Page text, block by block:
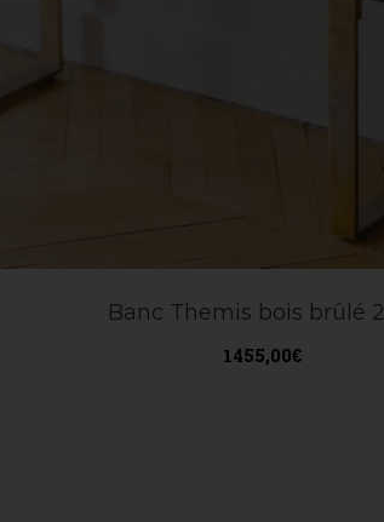
Banc Themis bois brûlé
1455,00€